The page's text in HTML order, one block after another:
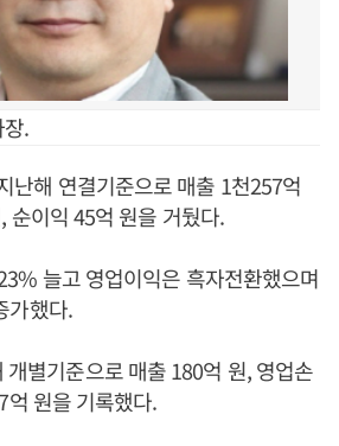
.
난해 연결기준으로 매출 1천257억
순이익 45억 원을 거뒀다.
늘고 영업이익은 흑자전환했으며
가했다.
별기준으로 매출 180억 원, 영업손
억 원을 기록했다.